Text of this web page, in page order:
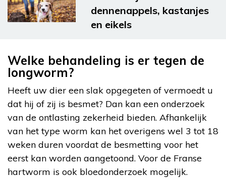
dennenappels, kastanjes
en eikels
Welke behandeling is er tegen de
longworm?
Heeft uw dier een slak opgegeten of vermoedt u
dat hij of zij is besmet? Dan kan een onderzoek
van de ontlasting zekerheid bieden. Afhankelijk
van het type worm kan het overigens wel 3 tot 18
weken duren voordat de besmetting voor het
eerst kan worden aangetoond. Voor de Franse
hartworm is ook bloedonderzoek mogelijk.